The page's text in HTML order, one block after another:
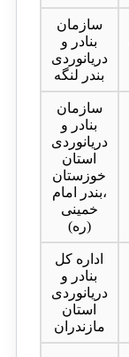
سازمان
بنادر و
دریانوردی
بندر لنگه
سازمان
بنادر و
دریانوردی
استان
خوزستان
،بندر امام
خمینی
(ره)
اداره کل
بنادر و
دریانوردی
استان
مازندران